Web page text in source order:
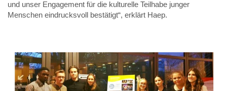
und unser Engagement für die kulturelle Teilhabe junger
Menschen eindrucksvoll bestätigt“, erklärt Haep.